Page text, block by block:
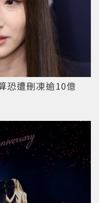
恐遭刪凍逾10億